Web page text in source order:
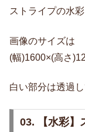
ストライプの水
画像のサイズは
(幅)1600×(高さ
白い部分は透過し
03. 【水彩】